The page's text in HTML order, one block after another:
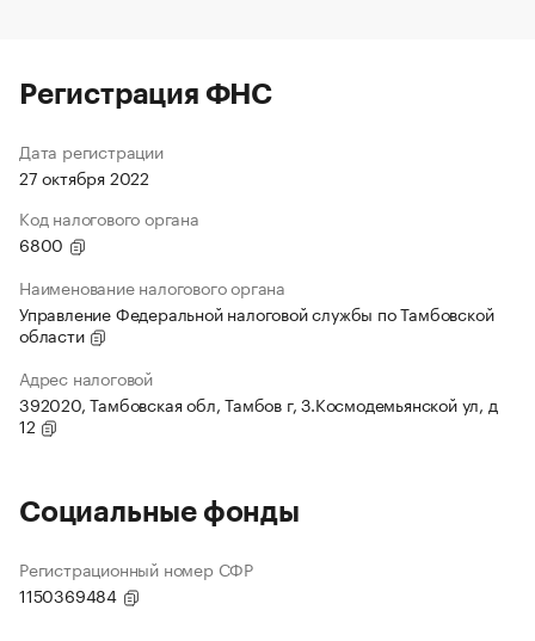
Регистрация ФНС
Дата регистрации
27 октября 2022
Код налогового органа
6800
Наименование налогового органа
Управление Федеральной налоговой службы по Тамбовской
области
Адрес налоговой
392020, Тамбовская обл, Тамбов г, З.Космодемьянской ул, д
12
Социальные фонды
Регистрационный номер СФР
1150369484